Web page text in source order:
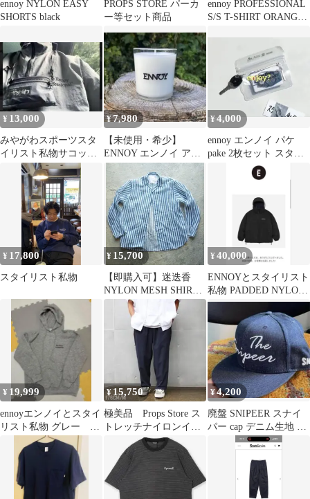
ennoy NYLON EASY
SHORTS black
PROPS STORE パーカ
ー等セット商品
ennoy PROFESSIONAL
S/S T-SHIRT ORANGE
¥ 13,000
みやがわスポーツスタ
イリスト私物サコッシ
ュコウイチロウ
¥7,980
【未使用・希少】
ENNOY エンノイ アロ
マキャンドル スタイリ
スト私物
¥4,000
ennoy エンノイ パケ
pake 2枚セット スタイ
リスト私物
¥ 17,800
スタイリスト私物
¥ 15,700
【即購入可】迷迭香
NYLON MESH SHIRT
:4
¥40,000
ENNOYとスタイリスト
私物 PADDED NYLON
HOODIE BLACK
¥ 19,999
ennoyエンノイとスタイ
リスト私物 グレー パ
¥ 15,750
極美品 Props Store ス
トレッチナイロンイー
ジートラウザー 21SS
¥4,200
廃盤 SNIPEER スナイ
パー cap デニム生地 吉